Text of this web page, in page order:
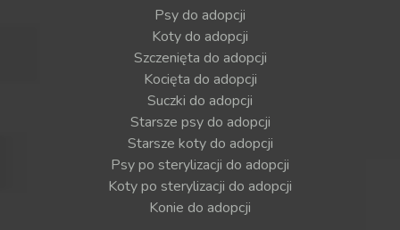
Psy do adopcji
Koty do adopcji
Szczenięta do adopcji
Kocięta do adopcji
Suczki do adopcji
Starsze psy do adopcji
Starsze koty do adopcji
Psy po sterylizacji do adopcji
Koty po sterylizacji do adopcji
Konie do adopcji